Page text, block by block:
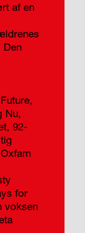
af en
Den
Nu,
92-
for
voksen